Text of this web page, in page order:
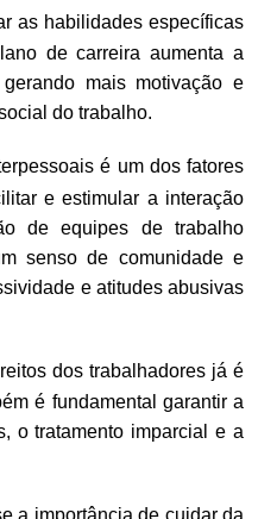
as habilidades específicas
de carreira aumenta a
mais motivação e
do trabalho.
é um dos fatores
e estimular a interação
de equipes de trabalho
senso de comunidade e
e atitudes abusivas
dos trabalhadores já é
é fundamental garantir a
o tratamento imparcial e a
a importância de cuidar da